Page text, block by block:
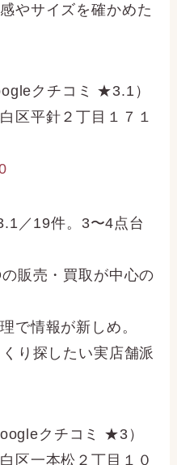
やサイズを確かめた
クチコミ ★3.1）
区平針２丁目１７１
／19件。3〜4点台
販売・買取が中心の
で情報が新しめ。
り探したい実店舗派
クチコミ ★3）
区一本松２丁目１０